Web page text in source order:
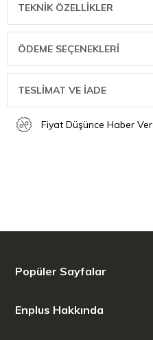
TEKNIK ÖZELLIKLER
ÖDEME SEÇENEKLERI
TESLİMAT VE İADE
Fiyat Düşünce Haber Ver
Popüler Sayfalar
Enplus Hakkında